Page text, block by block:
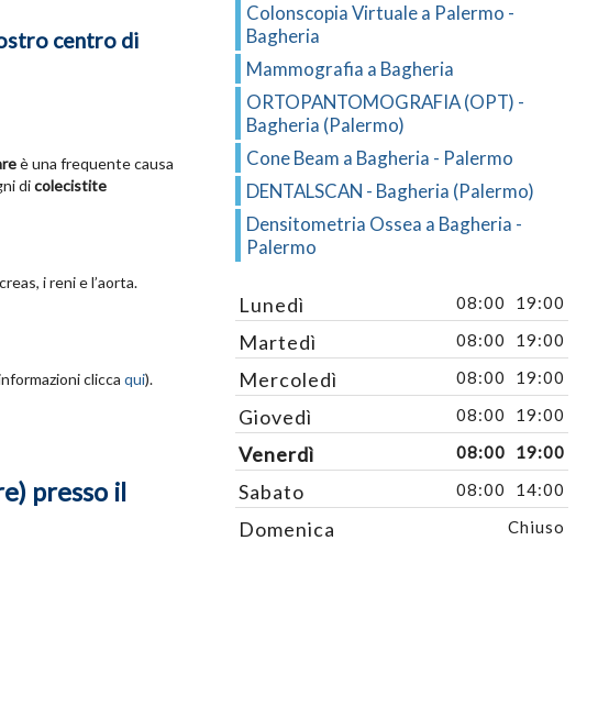
centro di
è una frequente causa
dicolecistite
i reni e l’aorta.
clicca qui).
presso il
Colonscopia Virtuale a Palermo -
Bagheria
Mammografia a Bagheria
ORTOPANTOMOGRAFIA (OPT) -
Bagheria (Palermo)
Cone Beam a Bagheria - Palermo
DENTALSCAN - Bagheria (Palermo)
Densitometria Ossea a Bagheria -
Palermo
Lunedì 08:00 19:00
Martedì 08:00 19:00
Mercoledì 08:00 19:00
Giovedì 08:00 19:00
Venerdì 08:00 19:00
Sabato 08:00 14:00
Domenica Chiuso